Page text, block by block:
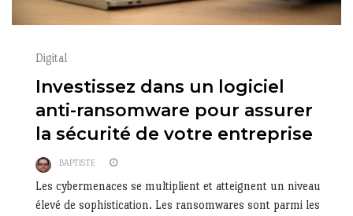
Digital
Investissez dans un logiciel
anti-ransomware pour assurer
la sécurité de votre entreprise
BAPTISTE
Les cybermenaces se multiplient et atteignent un niveau
élevé de sophistication. Les ransomwares sont parmi les